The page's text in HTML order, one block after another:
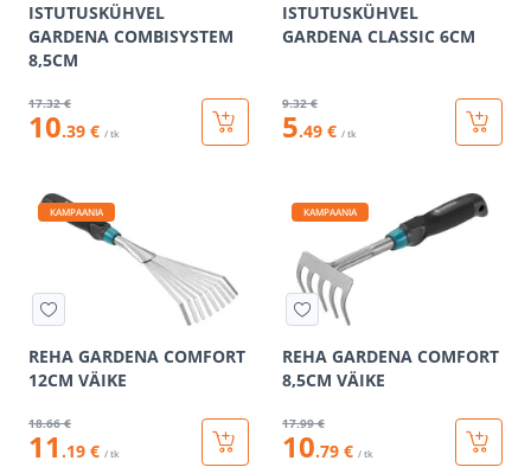
ISTUTUSKÜHVEL
GARDENA COMBISYSTEM
8,5CM
17.32 €
10.39 € / tk
ISTUTUSKÜHVEL
GARDENA CLASSIC 6CM
9.32 €
5.49 € / tk
KAMPAANIA
REHA GARDENA COMFORT
12CM VÄIKE
18.66 €
11 .19 € / tk
KAMPAANIA
REHA GARDENA COMFORT
8,5CM VÄIKE
17.99 €
10.79 € / tk